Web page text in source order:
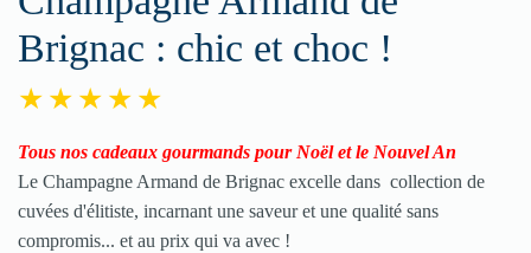
Brignac : chic et choc !
Tous nos cadeaux gourmands pour Noël et le Nouvel An
Le Champagne Armand de Brignac excelle dans collection de
cuvées d'élitiste, incarnant une saveur et une qualité sans
compromis... et au prix qui va avec !